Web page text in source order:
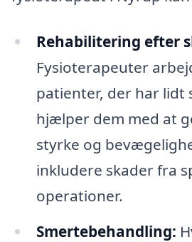
Rehabilitering efter
Fysioterapeuter
patienter, der har lidt
hjælper dem med at
styrke og
inkludere skader fra
operationer.
Smertebehandling: